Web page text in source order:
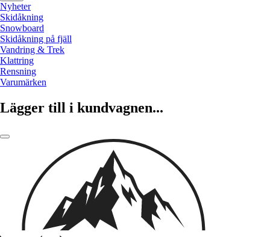
Nyheter
Skidåkning
Snowboard
Skidåkning på fjäll
Vandring & Trek
Klattring
Rensning
Varumärken
Lägger till i kundvagnen...